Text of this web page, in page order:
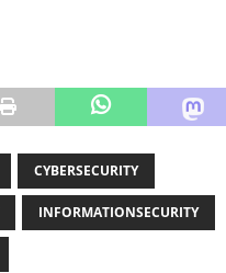
CYBERSECURITY
INFORMATIONSECURITY